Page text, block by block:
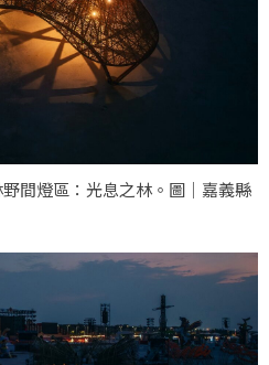
間燈區：光息之林。圖｜嘉義縣